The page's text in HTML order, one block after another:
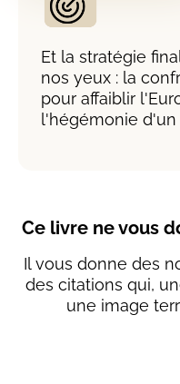
Et la stratégie
nos yeux : la
pour affaiblir
l'hégémonie
Ce livre ne vous
Il vous donne des
des citations qui,
une image